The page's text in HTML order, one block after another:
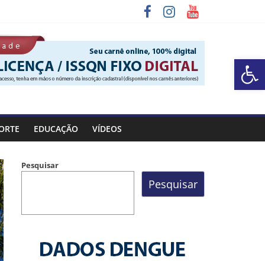
Barra de Ferramentas Aberta
Rocinha
EDUCAÇÃO VÍDEOS
Pesquisar
Pesquisar